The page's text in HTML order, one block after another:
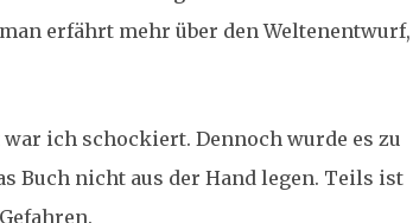
erfährt mehr über den Weltenentwurf,
ich schockiert. Dennoch wurde es zu
Buch nicht aus der Hand legen. Teils ist